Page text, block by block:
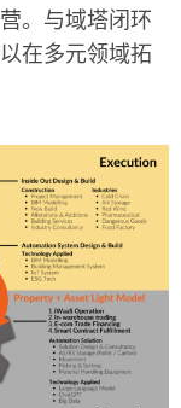
。与域塔闭环
在多元领域拓